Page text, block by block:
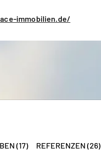
immobilien.de/
(17) REFERENZEN (26)